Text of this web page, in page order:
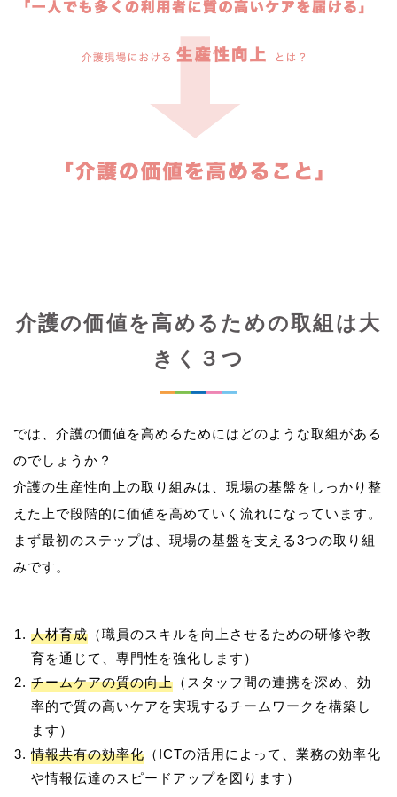
介護の価値を高めるための取組は大
きく３つ
では、介護の価値を高めるためにはどのような取組がある
のでしょうか？
介護の生産性向上の取り組みは、現場の基盤をしっかり整
えた上で段階的に価値を高めていく流れになっています。
まず最初のステップは、現場の基盤を支える3つの取り組
人材育成 （職員のスキルを向上させるための研修や教
育を通じて、専門性を強化します）
チームケアの質の向上 （スタッフ間の連携を深め、効
率的で質の高いケアを実現するチームワークを構築し
ます）
情報共有の効率化 （ICTの活用によって、業務の効率化
や情報伝達のスピードアップを図ります）